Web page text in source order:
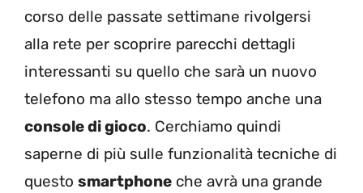
corso delle passate settimane rivolgersi
alla rete per scoprire parecchi dettagli
interessanti su quello che sarà un nuovo
telefono ma allo stesso tempo anche una
console di gioco. Cerchiamo quindi
saperne di più sulle funzionalità tecniche di
questo smartphone che avrà una grande